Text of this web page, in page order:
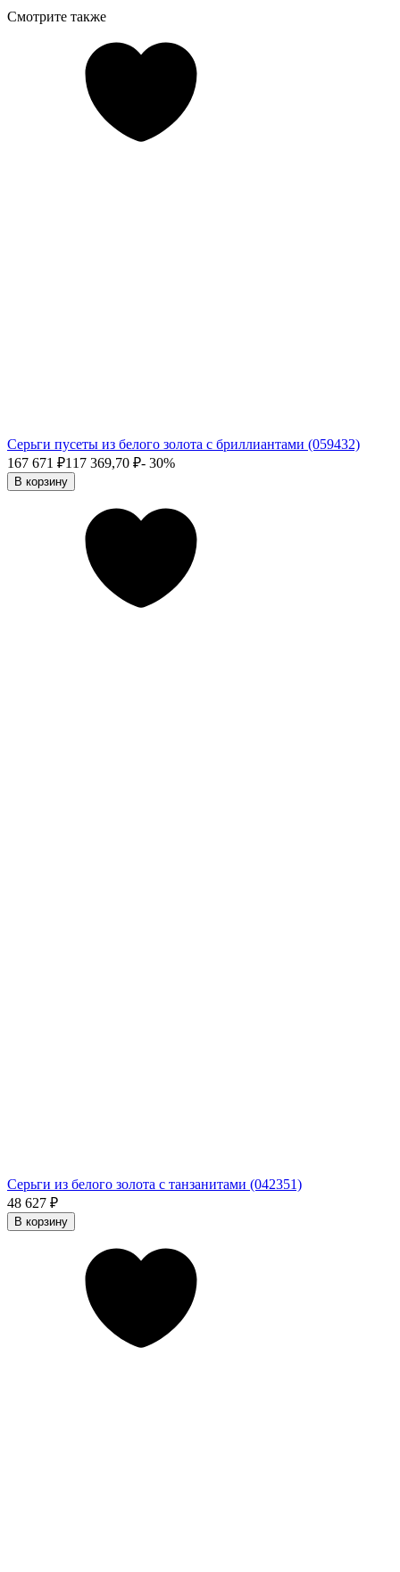
Смотрите также
Серьги пусеты из белого золота с бриллиантами (059432)
167 671 ₽117 369,70 ₽- 30%
В корзину
Серьги из белого золота с танзанитами (042351)
48 627 ₽
В корзину